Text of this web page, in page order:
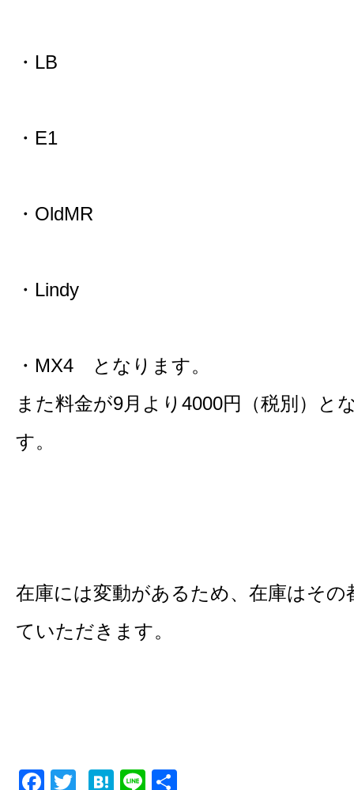
・LB
・E1
・OldMR
・Lindy
・MX4 となります。
また料金が9月より4000円（税別）と
す。
在庫には変動があるため、在庫はその
ていただきます。
F H Li